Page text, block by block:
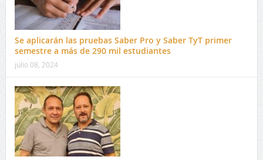
Se aplicarán las pruebas Saber Pro y Saber TyT primer
semestre a más de 290 mil estudiantes
julio 08, 2024